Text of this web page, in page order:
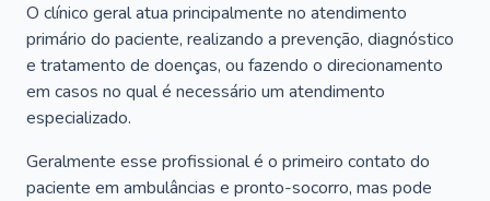
O clínico geral atua principalmente no atendimento
primário do paciente, realizando a prevenção, diagnóstico
e tratamento de doenças, ou fazendo o direcionamento
em casos no qual é necessário um atendimento
especializado.
Geralmente esse profissional é o primeiro contato do
paciente em ambulâncias e pronto-socorro, mas pode